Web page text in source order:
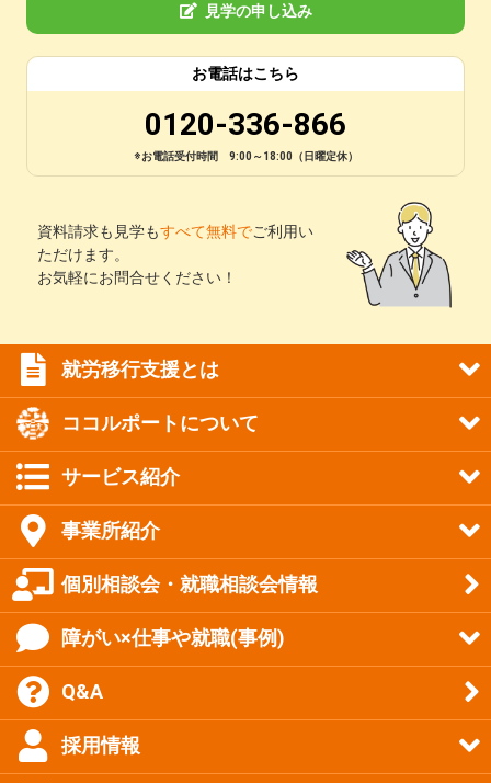
見学の申し込み
お電話はこちら
0120-336-866
※お電話受付時間 9:00～18:00（日曜定休）
資料請求も見学もすべて無料でご利用い
ただけます。
お気軽にお問合せください！
就労移行支援とは
ココルポートについて
サービス紹介
事業所紹介
個別相談会・就職相談会情報
障がい×仕事や就職(事例)
Q&A
採用情報